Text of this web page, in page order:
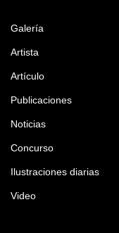
Galería
Artista
Artículo
Publicaciones
Noticias
Concurso
Ilustraciones diarias
Video